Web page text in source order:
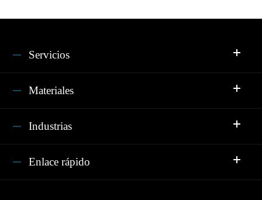
Servicios
Materiales
Industrias
Enlace rápido